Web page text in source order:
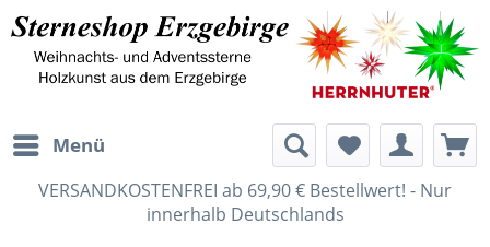
Menü
VERSANDKOSTENFREI ab 69,90 € Bestellwert! - Nur
innerhalb Deutschlands